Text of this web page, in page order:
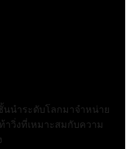
นนำระดับโลกมาจำหน่าย
าวิ่งที่เหมาะสมกับความ